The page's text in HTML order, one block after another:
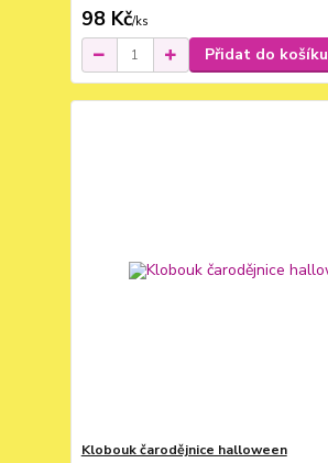
98 Kč/ks
Přidat do košíku
Klobouk čarodějnice halloween